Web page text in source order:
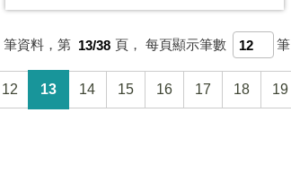
筆資料，第 13/38 頁， 每頁顯示筆數 筆
12 13 14 15 16 17 18 19